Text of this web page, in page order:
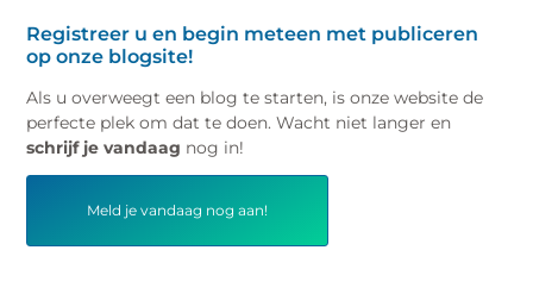
Registreer u en begin meteen met publiceren
op onze blogsite!
Als u overweegt een blog te starten, is onze website de
perfecte plek om dat te doen. Wacht niet langer en
schrijf je vandaag nog in!
Meld je vandaag nog aan!